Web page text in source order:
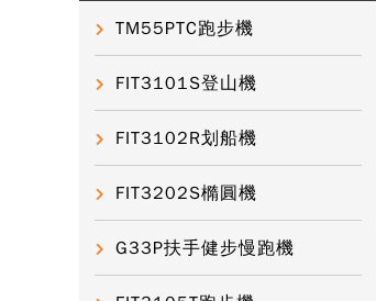
TM55PTC跑步機
FIT3101S登山機
FIT3102R划船機
FIT3202S橢圓機
G33P扶手健步慢跑機